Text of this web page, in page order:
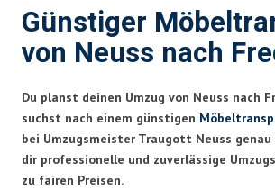
Günstiger
von Neuss nach
Du planst deinen Umzug von Neuss nach
suchst nach einem günstigen
bei Umzugsmeister Traugott Neuss
dir professionelle und zuverlässige
zu fairen Preisen.